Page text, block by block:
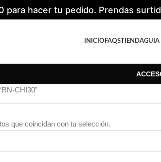
para hacer tu pedido. Prendas
INICIO FAQSTIENDAGUIA
CHI30”
que coincidan con tu selección.